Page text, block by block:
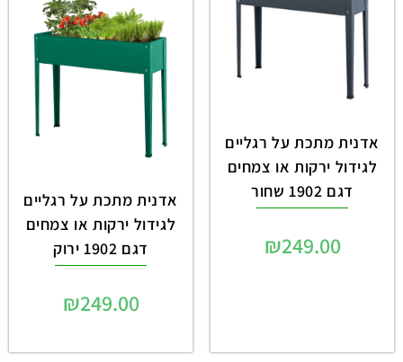
אדנית מתכת על רגליים
לגידול ירקות או צמחים
דגם 1902 שחור
₪249.00
אדנית מתכת על רגליים
לגידול ירקות או צמחים
דגם 1902 ירוק
₪249.00